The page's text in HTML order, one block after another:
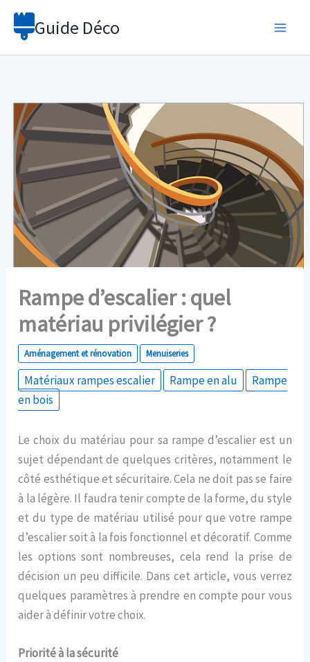
Aller
Guide Déco
Rampe d’escalier : quel
matériau privilégier ?
Aménagement et rénovation Menuiseries
Matériaux rampes escalier Rampe en alu
Rampe
en bois
Le choix du matériau pour sa rampe d’escalier est un
sujet dépendant de quelques critères, notamment le
côté esthétique et sécuritaire. Cela ne doit pas se faire
à la légère. Il faudra tenir compte de la forme, du style
et du type de matériau utilisé pour que votre rampe
d’escalier soit à la fois fonctionnel et décoratif. Comme
les options sont nombreuses, cela rend la prise de
décision un peu difficile. Dans cet article, vous verrez
quelques paramètres à prendre en compte pour vous
aider à définir votre choix.
Priorité à la sécurité